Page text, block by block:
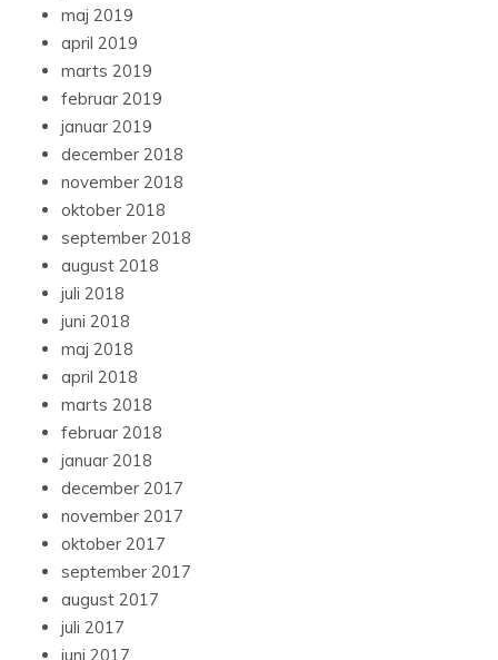
maj 2019
april 2019
marts 2019
februar 2019
januar 2019
december 2018
november 2018
oktober 2018
september 2018
august 2018
juli 2018
juni 2018
maj 2018
april 2018
marts 2018
februar 2018
januar 2018
december 2017
november 2017
oktober 2017
september 2017
august 2017
juli 2017
juni 2017